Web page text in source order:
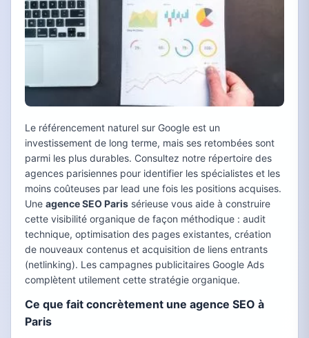
Le référencement naturel sur Google est un
investissement de long terme, mais ses retombées sont
parmi les plus durables. Consultez notre répertoire des
agences parisiennes pour identifier les spécialistes et les
moins coûteuses par lead une fois les positions acquises.
Une agence SEO Paris sérieuse vous aide à construire
cette visibilité organique de façon méthodique : audit
technique, optimisation des pages existantes, création
de nouveaux contenus et acquisition de liens entrants
(netlinking). Les campagnes publicitaires Google Ads
complètent utilement cette stratégie organique.
Ce que fait concrètement une agence SEO à
Paris